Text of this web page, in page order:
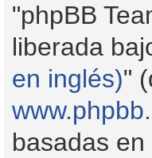
"phpBB
liberada
en inglés)"
basadas